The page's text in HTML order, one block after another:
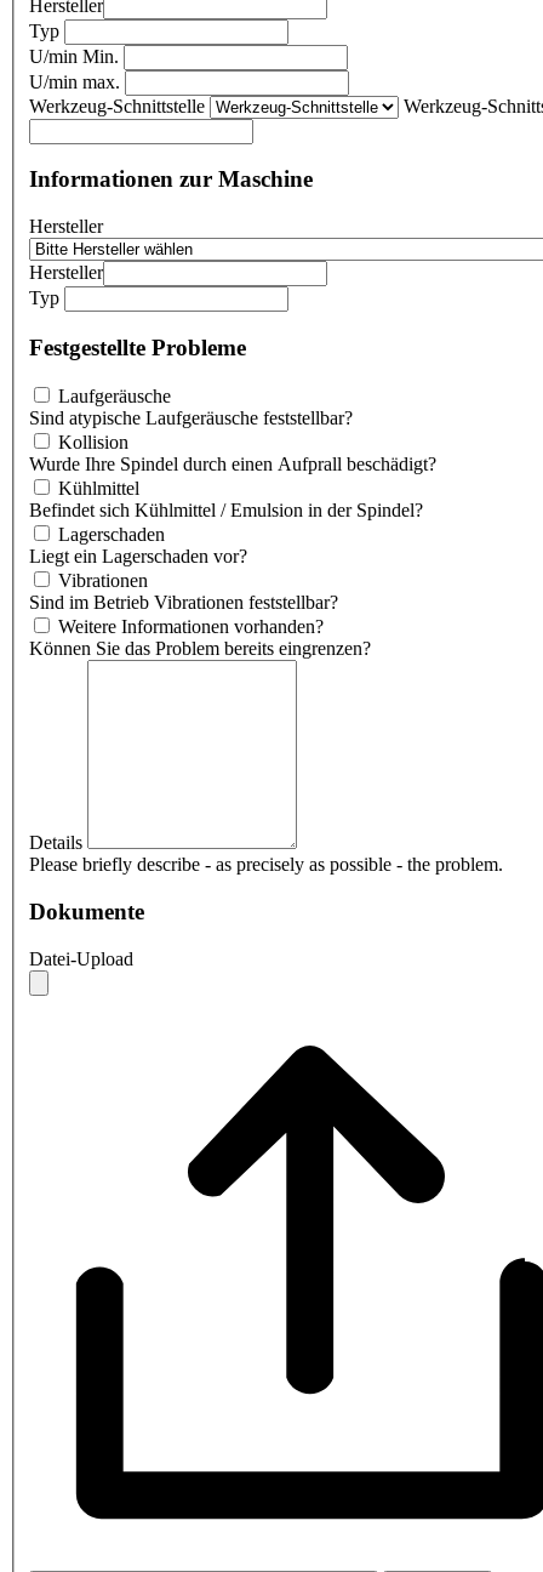
Hersteller
Typ
U/min Min.
U/min max.
Werkzeug-Schnittstelle
Werkzeug-
Informationen zur Maschine
Hersteller
Hersteller
Typ
Festgestellte Probleme
Laufgeräusche
Sind atypische Laufgeräusche feststellbar?
Kollision
Wurde Ihre Spindel durch einen Aufprall beschädigt?
Kühlmittel
Befindet sich Kühlmittel / Emulsion in der Spindel?
Lagerschaden
Liegt ein Lagerschaden vor?
Vibrationen
Sind im Betrieb Vibrationen feststellbar?
Weitere Informationen vorhanden?
Können Sie das Problem bereits eingrenzen?
Details
Please briefly describe - as precisely as possible - the problem.
Dokumente
Datei-Upload